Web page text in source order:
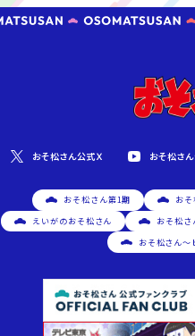
おそ松さん公式Ｘ おそ松さ
おそ松さん第1期 お
えいがのおそ松さん
おそ松さ
おそ松さん～